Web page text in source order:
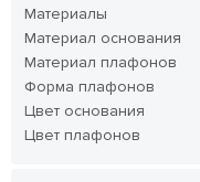
Материалы
Материал основания
Материал плафонов
Форма плафонов
Цвет основания
Цвет плафонов